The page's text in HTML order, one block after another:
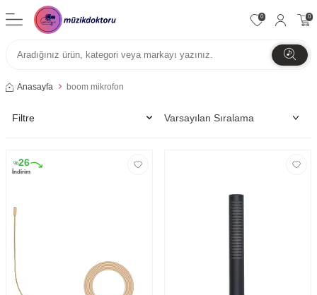
0 0
Anasayfa boom mikrofon
Filtre
%26
İndirim